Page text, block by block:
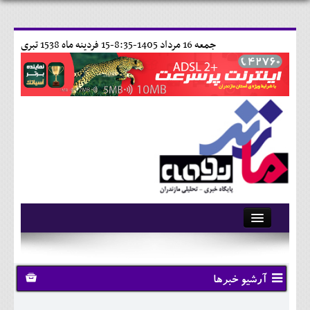
15 فردينه ماه 1538 تبری جمعه 16 مرداد 1405-8:35-
آرشیو
تماس با ما
وبلاگ
آرشیو خبرها